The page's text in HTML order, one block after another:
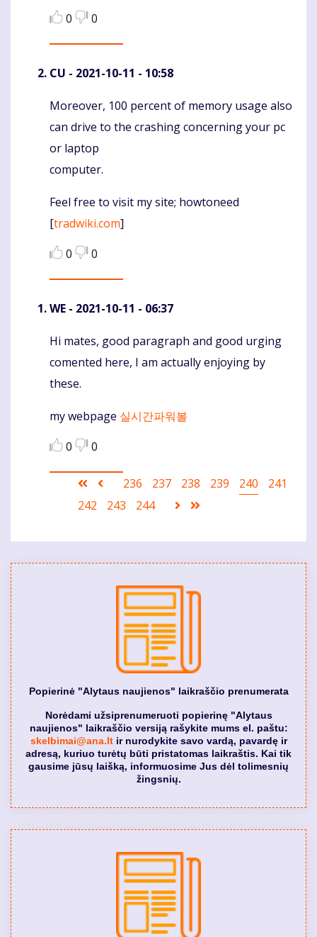
0
0
CU - 2021-10-11 - 10:58
Komentaras
Moreover, 100 percent of memory usage also
can drive to the crashing concerning your pc
or laptop
computer.
Feel free to visit my site; howtoneed
[tradwiki.com]
0
0
WE - 2021-10-11 - 06:37
Komentaras
Hi mates, good paragraph and good urging
comented here, I am actually enjoying by
these.
my webpage 실시간파워볼
0
0
Pagination
First
page
Ankstesnis
puslapis
Puslapis
236 Puslapis
237 Puslapis
238 Puslapis
239
Current
240 Puslapis
241
Puslapis
242 Puslapis
243 Puslapis
244
Sekantis
Popierinė "Alytaus naujienos" laikraščio prenumerata
Norėdami užsiprenumeruoti popierinę "Alytaus
naujienos" laikraščio versiją rašykite mums el. paštu:
skelbimai@ana.ltir nurodykite savo vardą, pavardę ir
adresą, kuriuo turėtų būti pristatomas laikraštis. Kai tik
gausime jūsų laišką, informuosime Jus dėl tolimesnių
žingsnių.